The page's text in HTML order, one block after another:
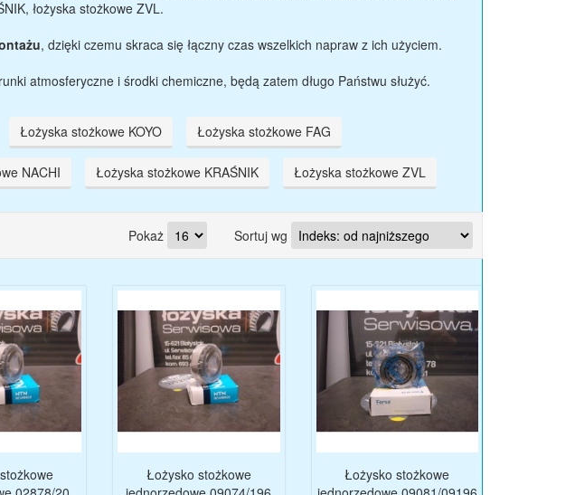
łożyska stożkowe ZVL.
, dzięki czemu skraca się łączny czas wszelkich napraw z ich użyciem.
atmosferyczne i środki chemiczne, będą zatem długo Państwu służyć.
Łożyska stożkowe KOYO Łożyska stożkowe FAG
NACHI Łożyska stożkowe KRAŚNIK Łożyska stożkowe ZVL
Sortuj wg
Pokaż
Łożysko stożkowe
Łożysko stożkowe